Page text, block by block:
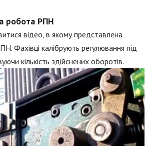
робота РПН
відео, в якому представлена
Фахівці калібрують регулювання під
кількість здійснених оборотів.